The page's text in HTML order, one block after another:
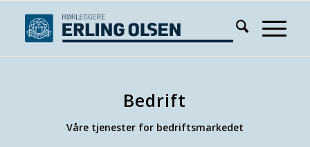
Bedrift
Våre tjenester for bedriftsmarkedet